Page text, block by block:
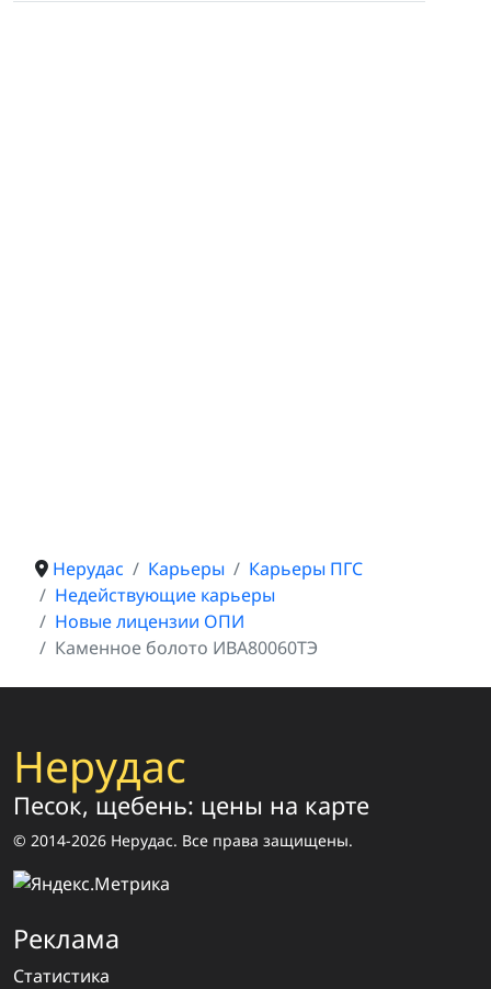
Нерудас Карьеры
Карьеры ПГС
Недействующие карьеры
Новые лицензии ОПИ
Каменное болото ИВА80060ТЭ
Нерудас
Песок, щебень: цены на карте
© 2014-2026 Нерудас. Все права защищены.
Реклама
Статистика